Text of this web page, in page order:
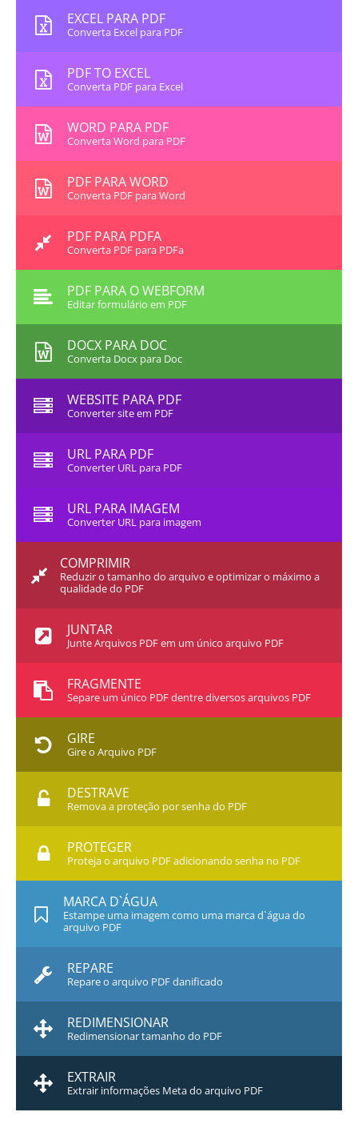
EXCEL PARA PDF
Converta Excel para PDF
PDF TO EXCEL
Converta PDF para Excel
WORD PARA PDF
Converta Word para PDF
PDF PARA WORD
Converta PDF para Word
PDF PARA PDFA
Converta PDF para PDFa
PDF PARA O WEBFORM
Editar formulário em PDF
DOCX PARA DOC
Converta Docx para Doc
WEBSITE PARA PDF
Converter site em PDF
URL PARA PDF
Converter URL para PDF
URL PARA IMAGEM
Converter URL para imagem
COMPRIMIR
Reduzir o tamanho do arquivo e optimizar o máximo a
qualidade do PDF
JUNTAR
Junte Arquivos PDF em um único arquivo PDF
FRAGMENTE
Separe um único PDF dentre diversos arquivos PDF
GIRE
Gire o Arquivo PDF
DESTRAVE
Remova a proteção por senha do PDF
PROTEGER
Proteja o arquivo PDF adicionando senha no PDF
MARCA D`ÁGUA
Estampe uma imagem como uma marca d`água do
arquivo PDF
REPARE
Repare o arquivo PDF danificado
REDIMENSIONAR
Redimensionar tamanho do PDF
EXTRAIR
Extrair informações Meta do arquivo PDF